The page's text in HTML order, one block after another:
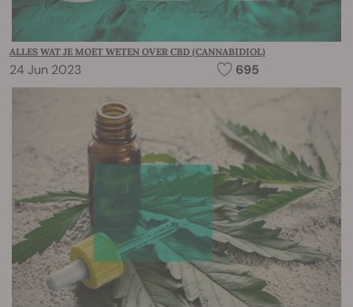
ALLES WAT JE MOET WETEN OVER CBD (CANNABIDIOL)
24 Jun 2023 695